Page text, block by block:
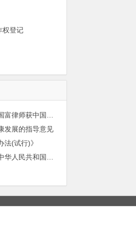
权登记
发展的指导意见
法(试行)》